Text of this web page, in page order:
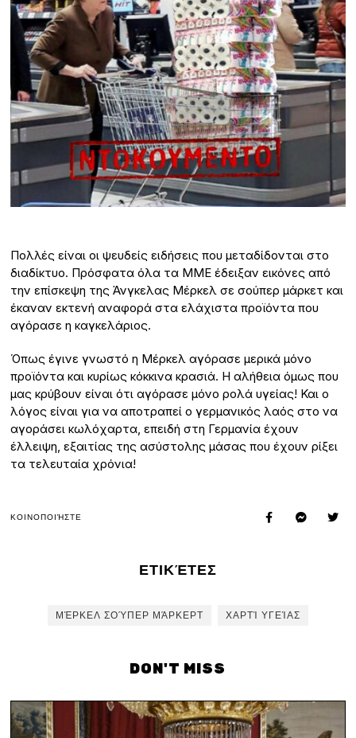
Πολλές είναι οι ψευδείς ειδήσεις που μεταδίδονται στο
διαδίκτυο. Πρόσφατα όλα τα ΜΜΕ έδειξαν εικόνες από
την επίσκεψη της Άνγκελας Μέρκελ σε σούπερ μάρκετ και
έκαναν εκτενή αναφορά στα ελάχιστα προϊόντα που
αγόρασε η καγκελάριος.
Όπως έγινε γνωστό η Μέρκελ αγόρασε μερικά μόνο
προϊόντα και κυρίως κόκκινα κρασιά. Η αλήθεια όμως που
μας κρύβουν είναι ότι αγόρασε μόνο ρολά υγείας! Και ο
λόγος είναι για να αποτραπεί ο γερμανικός λαός στο να
αγοράσει κωλόχαρτα, επειδή στη Γερμανία έχουν
έλλειψη, εξαιτίας της ασύστολης μάσας που έχουν ρίξει
τα τελευταία χρόνια!
ΚΟΙΝΟΠΟΙΉΣΤΕ
ΕΤΙΚΈΤΕΣ
ΜΈΡΚΕΛ ΣΟΎΠΕΡ ΜΆΡΚΕΡΤ ΧΑΡΤΊ ΥΓΕΊΑΣ
DON'T MISS